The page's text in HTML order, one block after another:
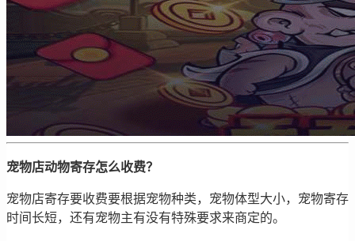
宠物店动物寄存怎么收费？
宠物店寄存要收费要根据宠物种类，宠物体型大小，宠物寄存
时间长短，还有宠物主有没有特殊要求来商定的。